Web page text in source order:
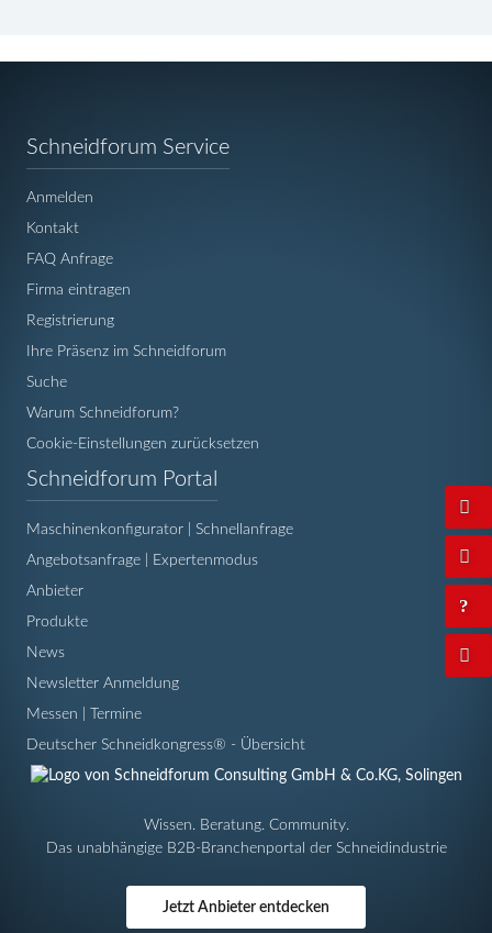
Schneidforum ServiceNavigation
Anmelden
Kontakt
FAQ Anfrage
Firma eintragen
Registrierung
Ihre Präsenz im Schneidforum
Suche
Warum Schneidforum?
Cookie-Einstellungen zurücksetzen
Schneidforum Portal
Maschinenkonfigurator | Schnellanfrage
Angebotsanfrage | Expertenmodus
Anbieter
Produkte
News
Newsletter Anmeldung
Messen | Termine
Deutscher Schneidkongress® - Übersicht
Wissen. Beratung. Community.
Das unabhängige B2B-Branchenportal der Schneidindustrie
Jetzt Anbieter entdecken